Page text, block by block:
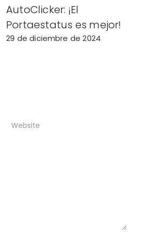
AutoClicker: ¡El
Portaestatus es mejor!
29 de diciembre de 2024